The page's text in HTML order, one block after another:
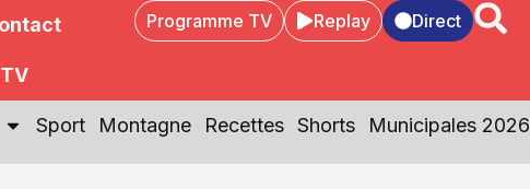
Programme TV Replay Direct
Sport Montagne Recettes Shorts Municipales 2026